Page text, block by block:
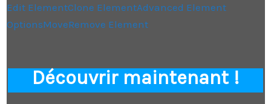
Edit ElementClone ElementAdvanced Element
OptionsMoveRemove Element
Découvrir maintenant !